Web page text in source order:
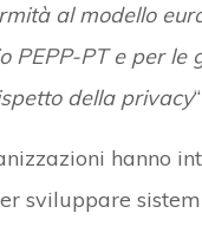
al modello
PEPP-PT e per le
della privacy“
hanno
sviluppare